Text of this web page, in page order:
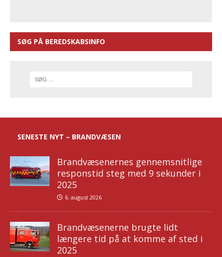
SØG PÅ BEREDSKABSINFO
SENESTE NYT – BRANDVÆSEN
Brandvæsenernes gennemsnitlige
responstid steg med 9 sekunder i
2025
6. august 2026
Brandvæsenerne brugte lidt
længere tid på at komme af sted i
2025